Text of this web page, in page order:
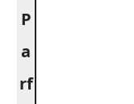
P
a
rf